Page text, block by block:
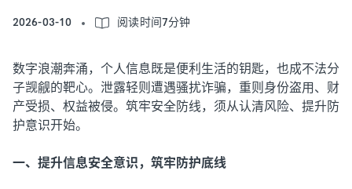
2026-03-10 阅读时间7分钟
数字浪潮奔涌，个人信息既是便利生活的钥匙，也成不法分
子觊觎的靶心。泄露轻则遭遇骚扰诈骗，重则身份盗用、财
产受损、权益被侵。筑牢安全防线，须从认清风险、提升防
护意识开始。
一、提升信息安全意识，筑牢防护底线